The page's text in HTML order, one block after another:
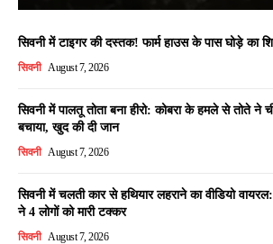
सिवनी में टाइगर की दस्तक! फार्म हाउस के पास घोड़े का
सिवनी August 7, 2026
सिवनी में पालतू तोता बना हीरो: कोबरा के हमले से तोते ने
बचाया, खुद की दी जान
सिवनी August 7, 2026
सिवनी में चलती कार से हथियार लहराने का वीडियो
ने 4 लोगों को मारी टक्कर
सिवनी August 7, 2026